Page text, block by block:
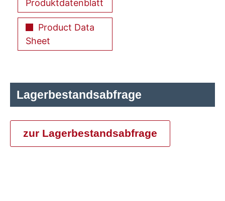
Produktdatenblatt
Product Data
Sheet
Lagerbestandsabfrage
zur Lagerbestandsabfrage